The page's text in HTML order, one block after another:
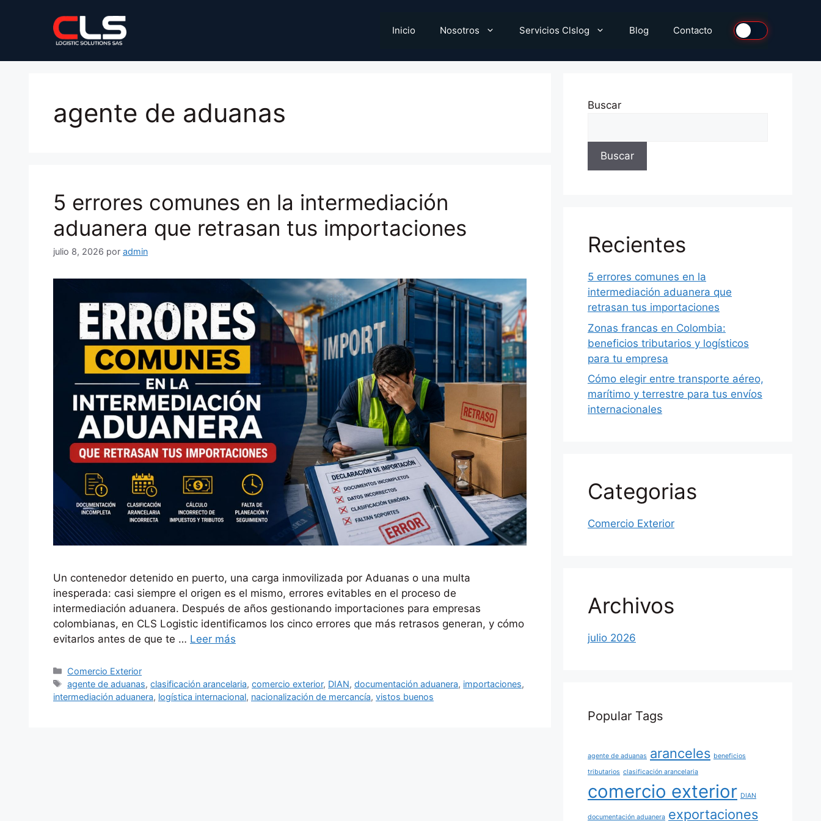
Inicio Nosotros Servicios Clslog Blog Contacto
agente de aduanas
5 errores comunes en la intermediación
aduanera que retrasan tus importaciones
julio 8, 2026 por admin
Un contenedor detenido en puerto, una carga inmovilizada por Aduanas o una multa
inesperada: casi siempre el origen es el mismo, errores evitables en el proceso de
intermediación aduanera. Después de años gestionando importaciones para empresas
colombianas, en CLS Logistic identificamos los cinco errores que más retrasos generan, y cómo
evitarlos antes de que te … Leer más
Categorías
Comercio Exterior
Etiquetas
agente de aduanas,clasificación arancelaria,comercio exterior, DIAN,documentación aduanera, importaciones,
intermediación aduanera, logística internacional, nacionalización de mercancía, vistos buenos
Buscar
Buscar
Recientes
5 errores comunes en la
intermediación aduanera que
retrasan tus importaciones
Zonas francas en Colombia:
beneficios tributarios y logísticos
para tu empresa
Cómo elegir entre transporte aéreo,
marítimo y terrestre para tus envíos
internacionales
Categorias
Comercio Exterior
Archivos
julio 2026
Popular Tags
agente de aduanas aranceles beneficios
tributarios clasificación arancelaria
comercio exterior DIAN
documentación aduanera exportaciones